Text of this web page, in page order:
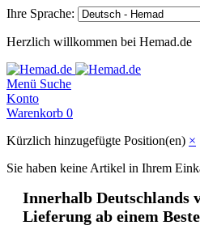
Ihre Sprache:
Herzlich willkommen bei Hemad.de
Menü Suche
Konto
Warenkorb 0
Kürzlich hinzugefügte Position(en) ×
Sie haben keine Artikel in Ihrem
Innerhalb Deutschlands
Lieferung ab einem